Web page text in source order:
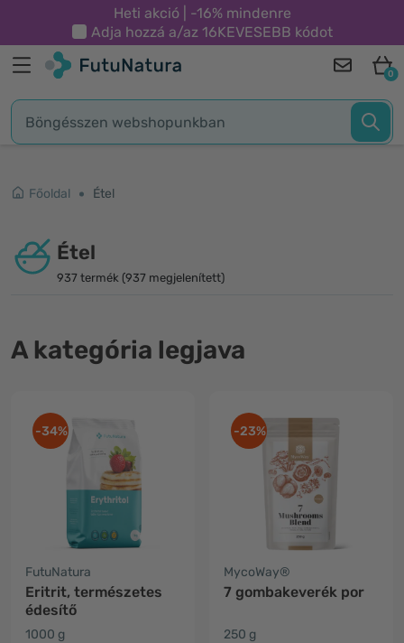
Heti akció | -16% mindenre
Adja hozzá a/az 16KEVESEBB kódot
0
Főoldal Étel
Étel
937 termék (937 megjelenített)
A kategória legjava
-34%
FutuNatura
Eritrit, természetes
édesítő
1000 g
-23%
MycoWay®
7 gombakeverék por
250 g